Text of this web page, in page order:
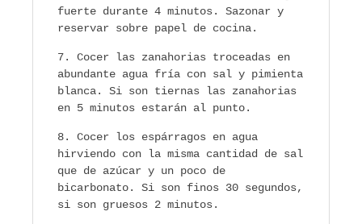
fuerte durante 4 minutos. Sazonar y
reservar sobre papel de cocina.
Cocer las zanahorias troceadas en
abundante agua fría con sal y pimienta
blanca. Si son tiernas las zanahorias
en 5 minutos estarán al punto.
Cocer los espárragos en agua
hirviendo con la misma cantidad de sal
que de azúcar y un poco de
bicarbonato. Si son finos 30 segundos,
si son gruesos 2 minutos.